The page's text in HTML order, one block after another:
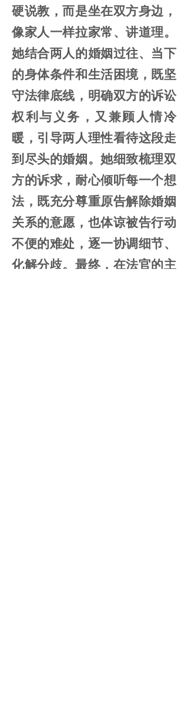
硬说教，而是坐在双方身边，
像家人一样拉家常、讲道理。
她结合两人的婚姻过往、当下
的身体条件和生活困境，既坚
守法律底线，明确双方的诉讼
权利与义务，又兼顾人情冷
暖，引导两人理性看待这段走
到尽头的婚姻。她细致梳理双
方的诉求，耐心倾听每一个想
法，既充分尊重原告解除婚姻
关系的意愿，也体谅被告行动
不便的难处，逐一协调细节、
化解分歧。最终，在法官的主